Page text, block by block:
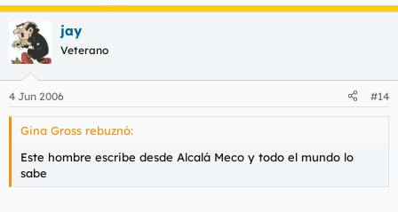
jay
Veterano
4 Jun 2006 #14
Gina Gross rebuznó:
Este hombre escribe desde Alcalá Meco y todo el mundo lo
sabe